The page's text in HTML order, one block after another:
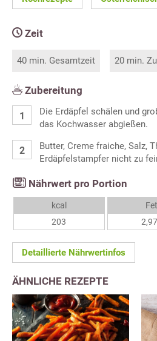
Zeit
40 min. Gesamtzeit 20 min.
Zubereitung
Die Erdäpfel schälen und
das Kochwasser abgießen.
Butter, Creme fraiche, Salz,
Erdäpfelstampfer nicht zu
Nährwert pro Portion
kcal
203
Detaillierte Nährwertinfos
ÄHNLICHE REZEPTE